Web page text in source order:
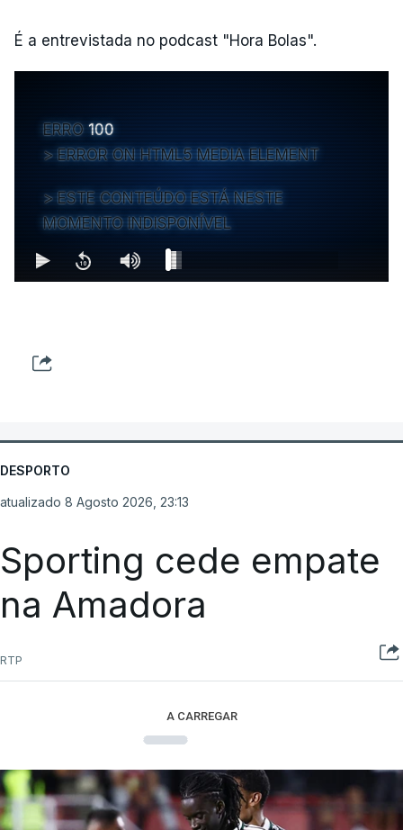
É a entrevistada no podcast "Hora Bolas".
ERRO 100
ERROR ON HTML5 MEDIA ELEMENT
ESTE CONTEÚDO ESTÁ NESTE
MOMENTO INDISPONÍVEL
DESPORTO
atualizado 8 Agosto 2026, 23:13
Sporting cede empate
na Amadora
RTP
A CARREGAR